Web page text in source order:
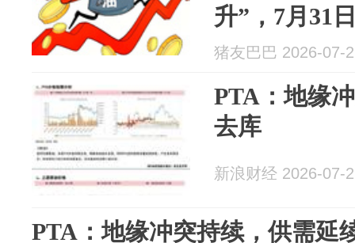
升”，7月31
来？
猪友巴巴 2026-07-
PTA：地缘
去库
新浪财经 2026-07-
PTA：地缘冲突持续，供需延